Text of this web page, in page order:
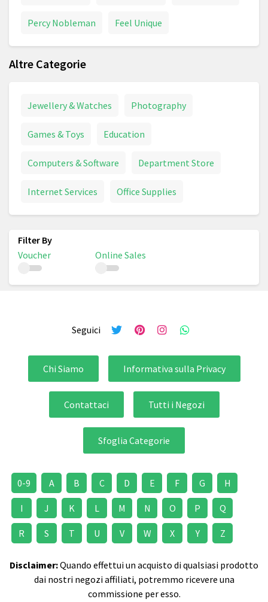
Percy Nobleman Feel Unique
Altre Categorie
Jewellery & Watches Photography
Games & Toys Education
Computers & Software Department Store
Internet Services Office Supplies
Voucher Online Sales
Seguici
Chi Siamo Informativa sulla Privacy
Contattaci Tutti i Negozi
Sfoglia Categorie
0-9 A B C D E F G H
I J K L M N O P Q
R S T U V W X Y Z
Disclaimer:Quando effettui un acquisto di qualsiasi prodotto
dai nostri negozi affiliati, potremmo ricevere una
commissione per esso.